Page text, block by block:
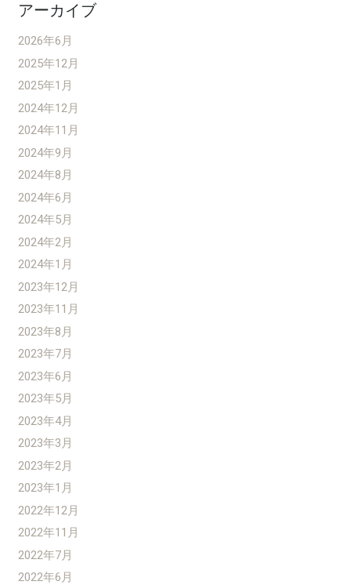
アーカイブ
2026年6月
2025年12月
2025年1月
2024年12月
2024年11月
2024年9月
2024年8月
2024年6月
2024年5月
2024年2月
2024年1月
2023年12月
2023年11月
2023年8月
2023年7月
2023年6月
2023年5月
2023年4月
2023年3月
2023年2月
2023年1月
2022年12月
2022年11月
2022年7月
2022年6月